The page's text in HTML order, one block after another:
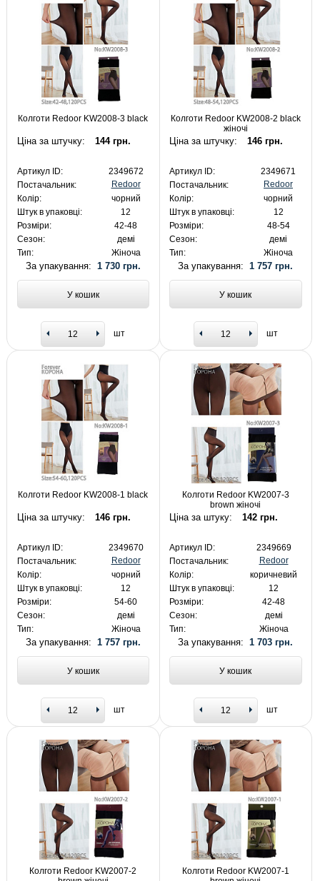
Колготи Redoor KW2008-3 black
Ціна за штучку: 144 грн.
Артикул ID:
2349672
Постачальник:
Redoor
Колір:
чорний
Штук в упаковці:
12
Розміри:
42-48
Сезон:
демі
Тип:
Жіноча
За упакування: 1 730 грн.
У кошик
шт
Колготи Redoor KW2008-2 black
жіночі
Ціна за штучку: 146 грн.
Артикул ID:
2349671
Постачальник:
Redoor
Колір:
чорний
Штук в упаковці:
12
Розміри:
48-54
Сезон:
демі
Тип:
Жіноча
За упакування:1 757 грн.
У кошик
шт
Колготи Redoor KW2008-1 black
Ціна за штучку: 146 грн.
Артикул ID:
2349670
Постачальник:
Redoor
Колір:
чорний
Штук в упаковці:
12
Розміри:
54-60
Сезон:
демі
Тип:
Жіноча
За упакування: 1 757 грн.
У кошик
шт
Колготи Redoor KW2007-3
brown жіночі
Ціна за штуку: 142 грн.
Артикул ID:
2349669
Постачальник:
Redoor
Колір:
коричневий
Штук в упаковці:
12
Розміри:
42-48
Сезон:
демі
Тип:
Жіноча
За упакування:1 703 грн.
У кошик
шт
Колготи Redoor KW2007-2
Колготи Redoor KW2007-1